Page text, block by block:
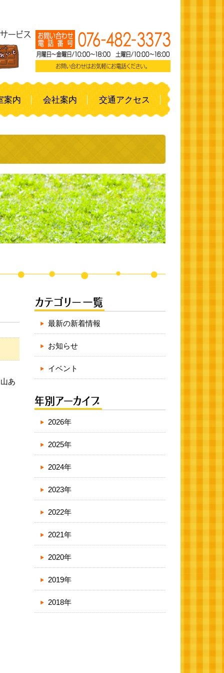
案内 会社案内 交通アクセス
あ
最新の新着情報
お知らせ
イベント
2026年
2025年
2024年
2023年
2022年
2021年
2020年
2019年
2018年